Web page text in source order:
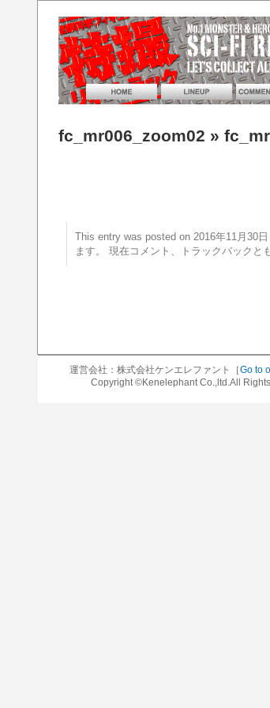
fc_mr006_zoom02 »
This entry was posted on 2016年11月30
ます。 現在コメント、トラックバックと
運営会社：株式会社ケンエレファント［Go to
Copyright ©Kenelephant Co.,ltd.All